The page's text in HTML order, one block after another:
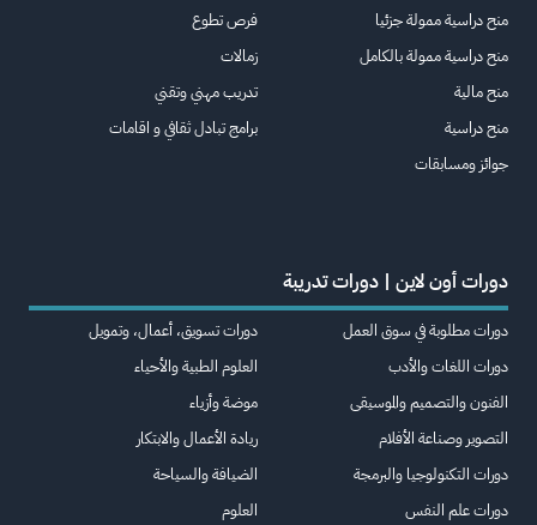
منح دراسية ممولة جزئيا
منح دراسية ممولة بالكامل
منح مالية
منح دراسية
جوائز ومسابقات
فرص تطوع
زمالات
تدريب مهني وتقني
برامج تبادل ثقافي و اقامات
دورات أون لاين | دورات تدريبة
دورات مطلوبة في سوق العمل
دورات اللغات والأدب
الفنون والتصميم والموسيقى
التصوير وصناعة الأفلام
دورات التكنولوجيا والبرمجة
دورات علم النفس
دورات تسويق، أعمال، وتمويل
العلوم الطبية والأحياء
موضة وأزياء
ريادة الأعمال والابتكار
الضيافة والسياحة
العلوم